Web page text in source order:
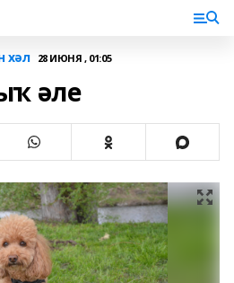
хәл 28 ИЮНЯ , 01:05
әле